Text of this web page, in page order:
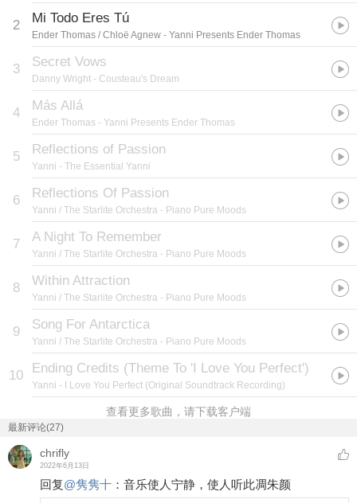
2 Mi Todo Eres Tú
Ender Thomas / Chloë Agnew - Yanni Presents Ender Thomas
3 Secret Vows
Danny Wright - Cousteau's Dream
4 Más Allá
Ender Thomas - Yanni Presents Ender Thomas
5 Reflections of Passion
Yanni - The Essential Yanni
6 Reflections Of Passion
Yanni / The Starlite Orchestra - Piano Pure Moods
7 A Night To Remember
Yanni / The Starlite Orchestra - Piano Pure Moods
8 Within Attraction
Yanni / The Starlite Orchestra - Piano Pure Moods
9 Song For Antarctica
Yanni / The Starlite Orchestra - Piano Pure Moods
10 Ending Credits (Theme To 'I Love You Perfect')
Yanni - I Love You Perfect (Original Soundtrack Recording)
查看更多歌曲，请下载客户端
最新评论(27)
chrifly
2022年6月13日
回复@隽隽十 ： 音乐使人宁静，使人听此凋朱颜